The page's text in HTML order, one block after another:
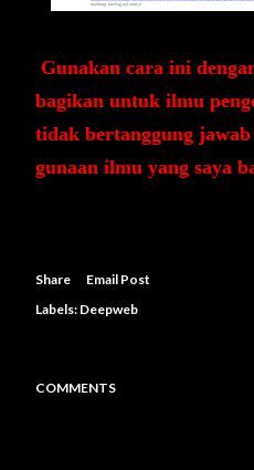
Gunakan cara ini
bagikan untuk ilmu
tidak bertanggung jawab
gunaan ilmu yang saya
Share
Email Post
Labels: Deepweb
COMMENTS